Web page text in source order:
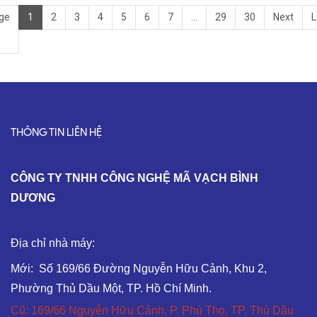
1 2 3 4 5 6 7 29 30 Next
THÔNG TIN LIÊN HỆ
CÔNG TY TNHH CÔNG NGHỆ MÃ VẠCH BÌNH
DƯƠNG
Địa chỉ nhà máy:
Mới: Số 169/66 Đường Nguyễn Hữu Cảnh, Khu 2,
Phường Thủ Dầu Một, TP. Hồ Chí Minh.
Cũ: 169/66 Nguyễn Hữu Cảnh, P. Phú Thọ, TP. Thủ Dầu